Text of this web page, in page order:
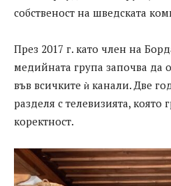
собственост на шведската
През 2017 г. като член на
медийната група започва да
във всичките ѝ канали. Две
разделя с телевизията, която
коректност.